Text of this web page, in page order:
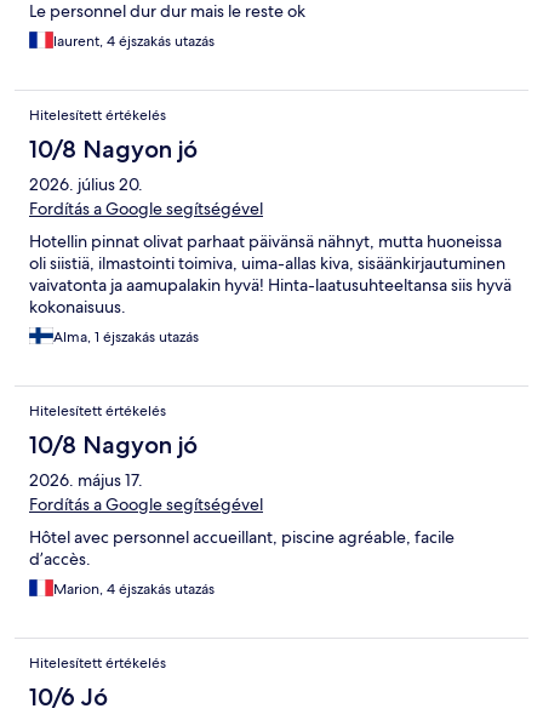
Le personnel dur dur mais le reste ok
laurent, 4 éjszakás utazás
Hitelesített értékelés
10/8 Nagyon jó
2026. július 20.
Fordítás a Google segítségével
Hotellin pinnat olivat parhaat päivänsä nähnyt, mutta huoneissa
oli siistiä, ilmastointi toimiva, uima-allas kiva, sisäänkirjautuminen
vaivatonta ja aamupalakin hyvä! Hinta-laatusuhteeltansa siis hyvä
kokonaisuus.
Alma, 1 éjszakás utazás
Hitelesített értékelés
10/8 Nagyon jó
2026. május 17.
Fordítás a Google segítségével
Hôtel avec personnel accueillant, piscine agréable, facile
d’accès.
Marion, 4 éjszakás utazás
Hitelesített értékelés
10/6 Jó